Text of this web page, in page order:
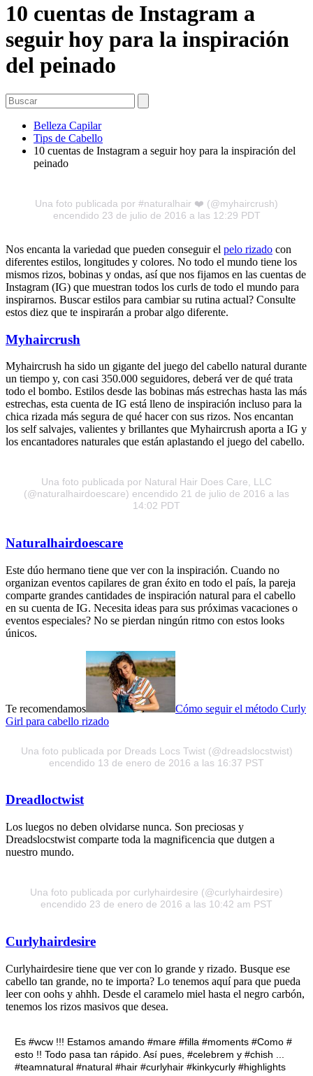
10 cuentas de Instagram a
seguir hoy para la inspiración
del peinado
Belleza Capilar
Tips de Cabello
10 cuentas de Instagram a seguir hoy para la inspiración del
peinado
Una foto publicada por #naturalhair ❤️ (@myhaircrush)
encendido 23 de julio de 2016 a las 12:29 PDT
Nos encanta la variedad que pueden conseguir el pelo rizado con
diferentes estilos, longitudes y colores. No todo el mundo tiene los
mismos rizos, bobinas y ondas, así que nos fijamos en las cuentas de
Instagram (IG) que muestran todos los curls de todo el mundo para
inspirarnos. Buscar estilos para cambiar su rutina actual? Consulte
estos diez que te inspirarán a probar algo diferente.
Myhaircrush
Myhaircrush ha sido un gigante del juego del cabello natural durante
un tiempo y, con casi 350.000 seguidores, deberá ver de qué trata
todo el bombo. Estilos desde las bobinas más estrechas hasta las más
estrechas, esta cuenta de IG está lleno de inspiración incluso para la
chica rizada más segura de qué hacer con sus rizos. Nos encantan
los self salvajes, valientes y brillantes que Myhaircrush aporta a IG y
los encantadores naturales que están aplastando el juego del cabello.
Una foto publicada por Natural Hair Does Care, LLC
(@naturalhairdoescare) encendido 21 de julio de 2016 a las
14:02 PDT
Naturalhairdoescare
Este dúo hermano tiene que ver con la inspiración. Cuando no
organizan eventos capilares de gran éxito en todo el país, la pareja
comparte grandes cantidades de inspiración natural para el cabello
en su cuenta de IG. Necesita ideas para sus próximas vacaciones o
eventos especiales? No se pierdan ningún ritmo con estos looks
únicos.
Te recomendamos
Cómo seguir el método Curly
Girl para cabello rizado
Una foto publicada por Dreads Locs Twist (@dreadslocstwist)
encendido 13 de enero de 2016 a las 16:37 PST
Dreadloctwist
Los luegos no deben olvidarse nunca. Son preciosas y
Dreadslocstwist comparte toda la magnificencia que dutgen a
nuestro mundo.
Una foto publicada por curlyhairdesire (@curlyhairdesire)
encendido 23 de enero de 2016 a las 10:42 am PST
Curlyhairdesire
Curlyhairdesire tiene que ver con lo grande y rizado. Busque ese
cabello tan grande, no te importa? Lo tenemos aquí para que pueda
leer con oohs y ahhh. Desde el caramelo miel hasta el negro carbón,
tenemos los rizos masivos que desea.
Es #wcw !!! Estamos amando #mare #filla #moments #Como #
esto !! Todo pasa tan rápido. Así pues, #celebrem y #chish ...
#teamnatural #natural #hair #curlyhair #kinkycurly #highlights